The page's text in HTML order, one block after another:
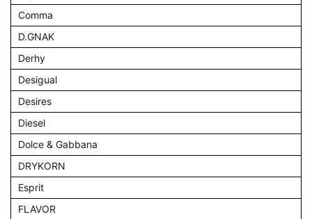
Comma
D.GNAK
Derhy
Desigual
Desires
Diesel
Dolce & Gabbana
DRYKORN
Esprit
FLAVOR